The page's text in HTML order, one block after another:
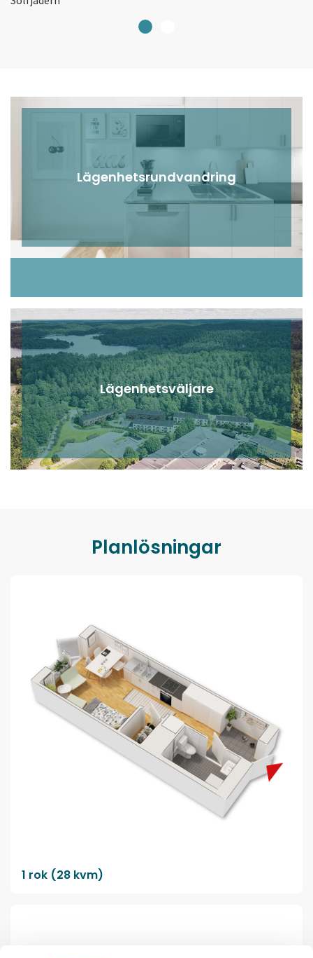
Lägenhetsrundvandring
Lägenhetsväljare
Planlösningar
1 rok (28 kvm)